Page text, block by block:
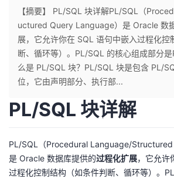
个
人
主
页
我
的
开
发
【摘要】 PL/SQL 块详解PL/SQL（
uctured Query Language）是 Oracle 数
展，它允许你在 SQL 语句中嵌入过程化控
断、循环等）。PL/SQL 的核心组成部分
么是 PL/SQL 块？PL/SQL 块是包含 PL/
位，它由声明部分、执行部...
PL/SQL 块详解
PL/SQL（Procedural Language/Structured
是 Oracle 数据库提供的过程化扩展，它允许
过程化控制结构（如条件判断、循环等）。